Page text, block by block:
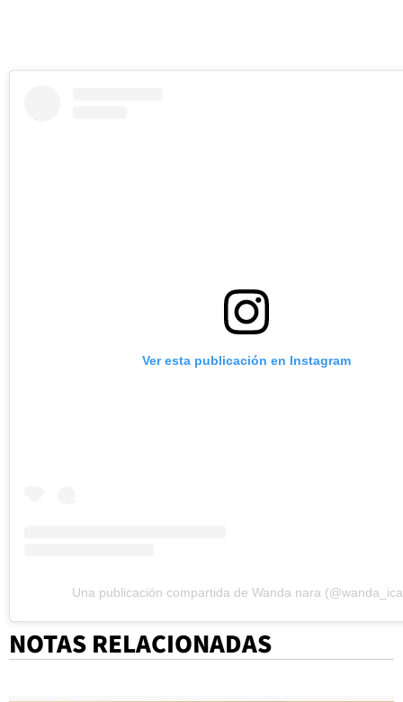
Ver esta publicación en Instagram
Una publicación compartida de Wanda nara
NOTAS RELACIONADAS